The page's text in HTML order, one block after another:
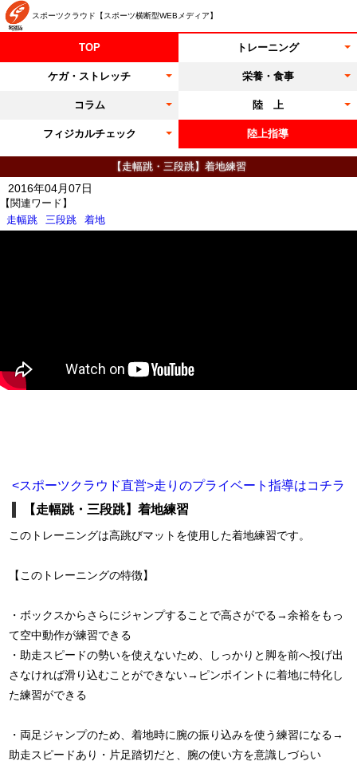
スポーツクラウド【スポーツ横断型WEBメディア】
TOP トレーニング
ケガ・ストレッチ 栄養・食事
コラム 陸 上
フィジカルチェック 陸上指導
【走幅跳・三段跳】着地練習
【関連ワード】
走幅跳
三段跳 着地
2016年04月07日
<スポーツクラウド直営>走りのプライベート指導はコチラ
【走幅跳・三段跳】着地練習
このトレーニングは高跳びマットを使用した着地練習です。
【このトレーニングの特徴】
・ボックスからさらにジャンプすることで高さがでる→余裕をもっ
て空中動作が練習できる
・助走スピードの勢いを使えないため、しっかりと脚を前へ投げ出
さなければ滑り込むことができない→ピンポイントに着地に特化し
た練習ができる
・両足ジャンプのため、着地時に腕の振り込みを使う練習になる→
助走スピードあり・片足踏切だと、腕の使い方を意識しづらい